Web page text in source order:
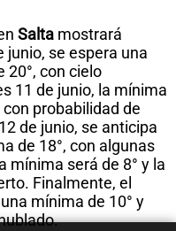
Salta mostrará
junio, se espera una
20°, con cielo
11 de junio, la mínima
con probabilidad de
de junio, se anticipa
de 18°, con algunas
mínima será de 8° y la
Finalmente, el
mínima de 10° y